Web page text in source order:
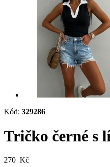
Kód: 329286
Tričko černé s
270 Kč